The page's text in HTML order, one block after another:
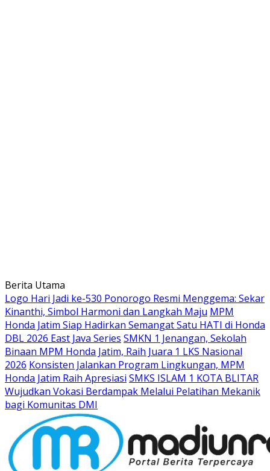
Langsung
ke
konten
Berita Utama
Logo Hari Jadi ke-530 Ponorogo Resmi Menggema: Sekar
Kinanthi, Simbol Harmoni dan Langkah Maju MPM
Honda Jatim Siap Hadirkan Semangat Satu HATI di Honda
DBL 2026 East Java Series SMKN 1 Jenangan, Sekolah
Binaan MPM Honda Jatim, Raih Juara 1 LKS Nasional
2026 Konsisten Jalankan Program Lingkungan, MPM
Honda Jatim Raih Apresiasi SMKS ISLAM 1 KOTA BLITAR
Wujudkan Vokasi Berdampak Melalui Pelatihan Mekanik
bagi Komunitas DMI